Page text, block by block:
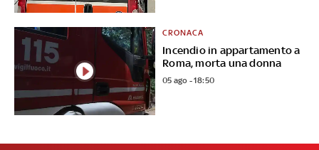
Incendio in appartamento a
Roma, morta una donna
CRONACA
05 ago - 18:50